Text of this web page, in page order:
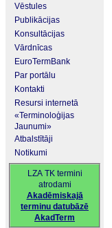
Vēstules
Publikācijas
Konsultācijas
Vārdnīcas
EuroTermBank
Par portālu
Kontakti
Resursi internetā
«Terminoloģijas
Jaunumi»
Atbalstītāji
Notikumi
LZA TK termini
atrodami
Akadēmiskajā
terminu datubāzē
AkadTerm